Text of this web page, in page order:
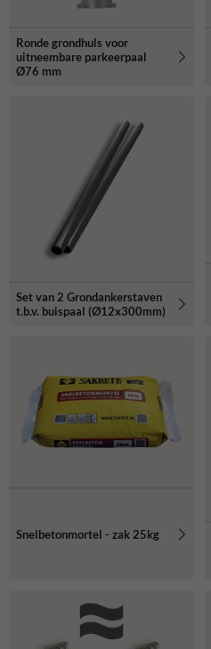
Ronde grondhuls voor
uitneembare parkeerpaal
Ø76 mm
Set van 2 Grondankerstaven
t.b.v. buispaal (Ø12x300mm)
Snelbetonmortel - zak 25kg